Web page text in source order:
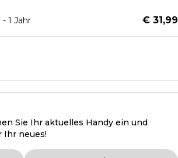
1 Jahr € 31,99
Sie Ihr aktuelles Handy ein und
Ihr neues!